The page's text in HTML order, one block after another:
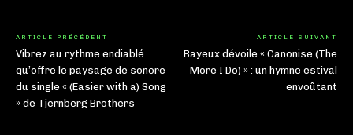
ARTICLE PRÉCÉDENT
Vibrez au rythme endiablé
qu’offre le paysage de sonore
du single « (Easier with a) Song
» de Tjernberg Brothers
ARTICLE SUIVANT
Bayeux dévoile « Canonise (The
More I Do) » : un hymne estival
envoûtant